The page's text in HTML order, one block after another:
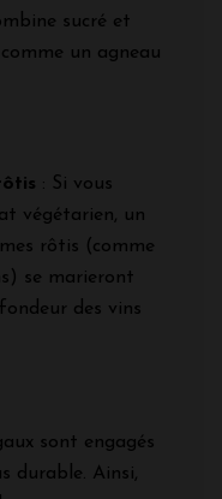
sucré et
un agneau
: Si vous
végétarien, un
rôtis (comme
se marieront
des vins
sont engagés
durable. Ainsi,